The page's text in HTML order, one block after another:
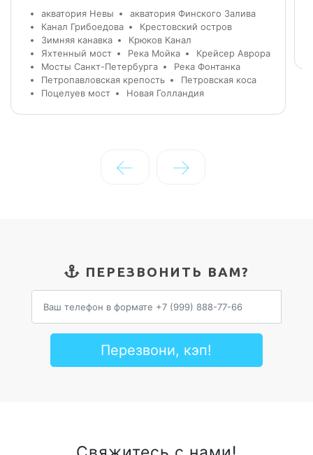
акватория Невы
акватория Финского Залива
Канал Грибоедова
Крестовский остров
Зимняя канавка
Крюков Канал
Яхтенный мост
Река Мойка
Крейсер Аврора
Мосты Санкт-Петербурга
Река Фонтанка
Петропавловская крепость
Петровская коса
Поцелуев мост
Новая Голландия
← →
ПЕРЕЗВОНИТЬ ВАМ?
Перезвони, кэп!